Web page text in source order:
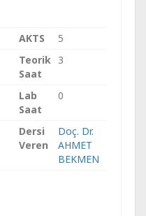
AKTS
5
Teorik
Saat
3
Lab
Saat
0
Dersi
Veren
Doç. Dr.
AHMET
BEKMEN